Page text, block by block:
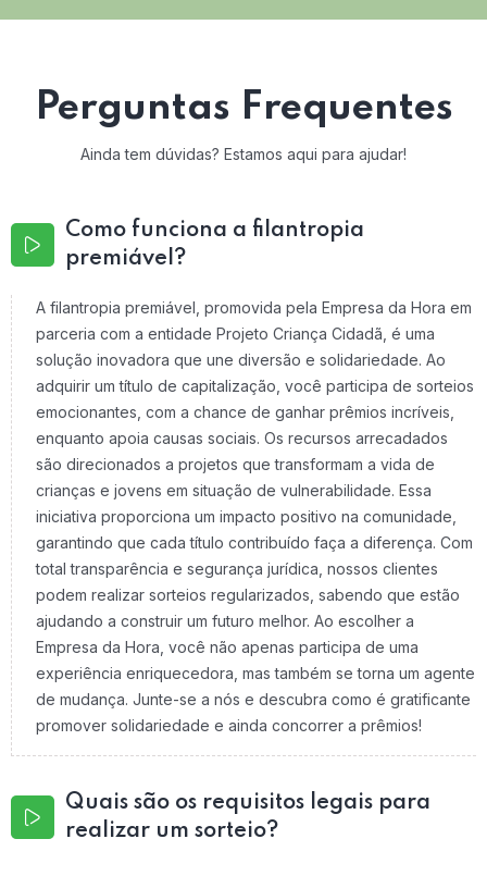
Perguntas Frequentes
Ainda tem dúvidas? Estamos aqui para ajudar!
Como funciona a filantropia
premiável?
A filantropia premiável, promovida pela Empresa da Hora em
parceria com a entidade Projeto Criança Cidadã, é uma
solução inovadora que une diversão e solidariedade. Ao
adquirir um título de capitalização, você participa de sorteios
emocionantes, com a chance de ganhar prêmios incríveis,
enquanto apoia causas sociais. Os recursos arrecadados
são direcionados a projetos que transformam a vida de
crianças e jovens em situação de vulnerabilidade. Essa
iniciativa proporciona um impacto positivo na comunidade,
garantindo que cada título contribuído faça a diferença. Com
total transparência e segurança jurídica, nossos clientes
podem realizar sorteios regularizados, sabendo que estão
ajudando a construir um futuro melhor. Ao escolher a
Empresa da Hora, você não apenas participa de uma
experiência enriquecedora, mas também se torna um agente
de mudança. Junte-se a nós e descubra como é gratificante
promover solidariedade e ainda concorrer a prêmios!
Quais são os requisitos legais para
realizar um sorteio?